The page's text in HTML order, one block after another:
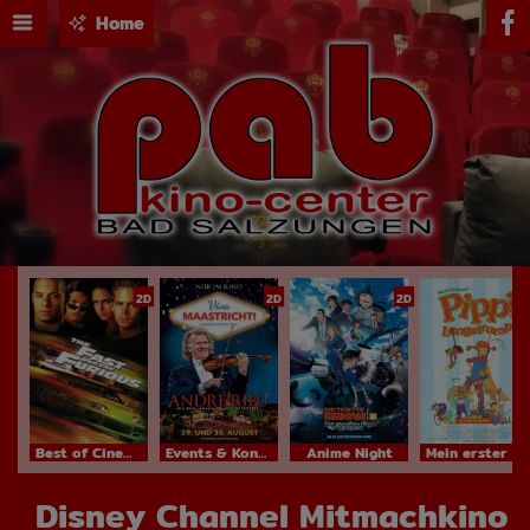
Home
2D
Best of Cinema
2D
Events & Konzerte
2D
Anime Night
Disney Channel Mitmachkino